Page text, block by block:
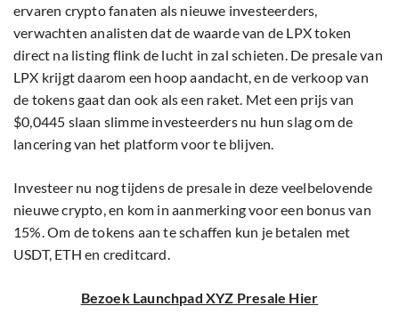
ervaren crypto fanaten als nieuwe investeerders,
verwachten analisten dat de waarde van de LPX token
direct na listing flink de lucht in zal schieten. De presale van
LPX krijgt daarom een hoop aandacht, en de verkoop van
de tokens gaat dan ook als een raket. Met een prijs van
$0,0445 slaan slimme investeerders nu hun slag om de
lancering van het platform voor te blijven.
Investeer nu nog tijdens de presale in deze veelbelovende
nieuwe crypto, en kom in aanmerking voor een bonus van
15%. Om de tokens aan te schaffen kun je betalen met
USDT, ETH en creditcard.
Bezoek Launchpad XYZ Presale Hier